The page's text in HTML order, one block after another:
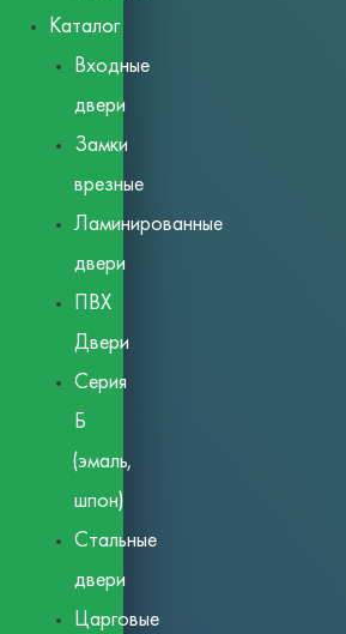
Каталог
Входные
двери
Замки
врезные
Ламинированные
двери
ПВХ
Двери
Серия
Б
(эмаль,
шпон)
Стальные
двери
Царговые